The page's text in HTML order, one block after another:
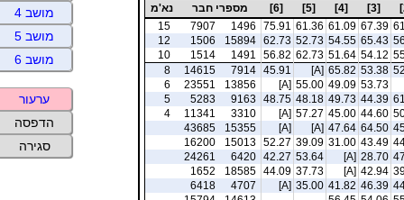
[3]
[4]
[5]
[6] מספרי חבר
נא'מ
67.39
61.09
61.36
75.91
1496
7907
15
65.43
54.55
52.73
62.73
15894
1506
12
54.12
51.64
62.73
56.82
1491
1514
10
53.38
65.82
[A]
45.91
7914
14615
8
53.73
49.09
55.00
[A]
13856
23551
6
44.39
49.73
48.18
48.75
9163
5283
5
44.60
45.00
57.27
[A]
3310
11341
4
64.50
47.64
[A]
[A]
15355
43685
43.49
31.00
39.09
52.27
15013
16200
28.70
[A]
53.64
42.27
6420
24261
42.94
[A]
37.73
44.09
18585
1652
46.39
41.82
35.00
[A]
4707
6418
מושב 4
מושב 5
מושב 6
ערעור
הדפסה
סגירה